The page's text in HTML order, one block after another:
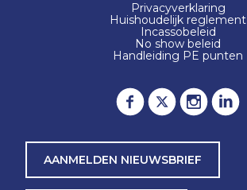
Privacyverklaring
Huishoudelijk reglement
Incassobeleid
No show beleid
Handleiding PE punten
AANMELDEN NIEUWSBRIEF